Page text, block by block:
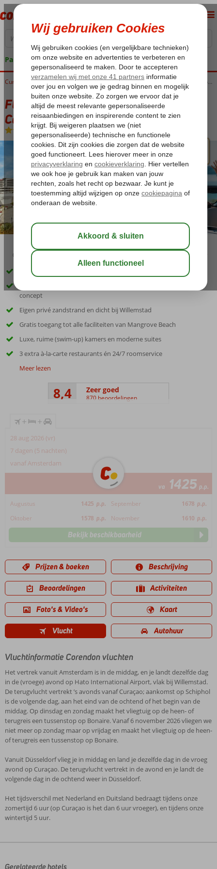
Pakketgarantie
Home Willemstad Fly & Go The Rif at Mangrove Beach Corendon, Curio by Hilton
Fly & Go The Rif at Mangrove Beach
Corendon, Curio by Hilton
Ultra All Inclusive-Hotel
09:00 bewaar
Inclusief huurauto
concept
Eigen privé zandstrand en dicht bij Willemstad
Gratis toegang tot alle faciliteiten van Mangrove Beach
Luxe, ruime (swim-up) kamers en moderne suites
3 extra à-la-carte restaurants én 24/7 roomservice
Meer lezen
8,4 Zeer goed
870 beoordelingen
+ +
28 aug 2026 (vr)
7 dagen (5 nachten)
vanaf Amsterdam
va 1425 p.p.
Augustus 1425 p.p. September 1678 p.p.
Oktober
1578 p.p. November 1610 p.p.
Bekijk beschikbaarheid
Prijzen & boeken Beschrijving
Beoordelingen Activiteiten
Foto's & Video's Kaart
Vlucht Autohuur
Vluchtinformatie Corendon vluchten
Het vertrek vanuit Amsterdam is in de middag, en je landt dezelfde dag
in de (vroege) avond op Hato International Airport, vlak bij Willemstad.
De terugvlucht vertrekt ’s avonds vanaf Curaçao; aankomst op Schiphol
is de volgende dag, aan het eind van de ochtend of het begin van de
middag. Op dinsdag en zondag maakt het vliegtuig op de heen- of
terugreis een tussenstop op Bonaire. Vanaf 6 november 2026 vliegen we
niet meer op zondag maar op vrijdag en maakt het vliegtuig op de heen-
of terugreis een tussenstop op Bonaire.
Vanuit Düsseldorf vlieg je in middag en land je dezelfde dag in de vroeg
avond op Curaçao. De terugvlucht vertrekt in de avond en je landt de
volgende dag in de ochtend weer in Düsseldorf.
Het tijdsverschil met Nederland en Duitsland bedraagt tijdens onze
zomertijd 6 uur (op Curaçao is het dan 6 uur vroeger), en tijdens onze
wintertijd 5 uur.
door
Gerelateerde hotels